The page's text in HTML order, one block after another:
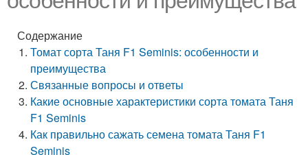
Содержание
Томат сорта Таня F1 Seminis: особенности и
преимущества
Связанные вопросы и ответы
Какие основные характеристики сорта томата Таня
F1 Seminis
Как правильно сажать семена томата Таня F1
Seminis